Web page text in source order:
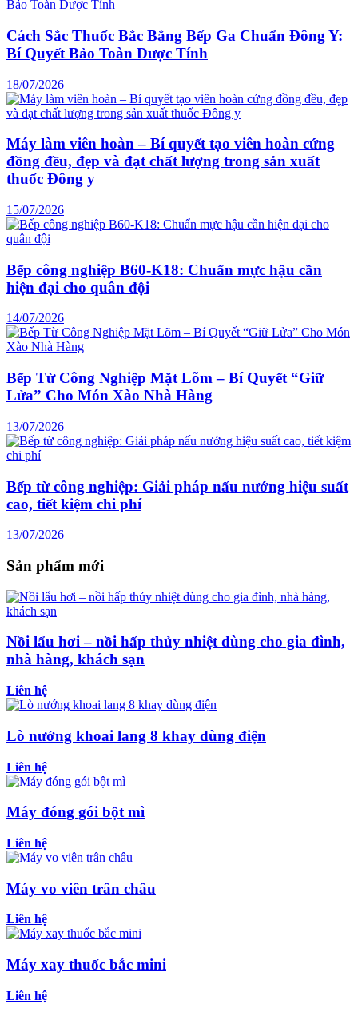
Cách Sắc Thuốc Bắc Bằng Bếp Ga Chuẩn Đông Y:
Bí Quyết Bảo Toàn Dược Tính
18/07/2026
Máy làm viên hoàn – Bí quyết tạo viên hoàn cứng
đồng đều, đẹp và đạt chất lượng trong sản xuất
thuốc Đông y
15/07/2026
Bếp công nghiệp B60-K18: Chuẩn mực hậu cần
hiện đại cho quân đội
14/07/2026
Bếp Từ Công Nghiệp Mặt Lõm – Bí Quyết “Giữ
Lửa” Cho Món Xào Nhà Hàng
13/07/2026
Bếp từ công nghiệp: Giải pháp nấu nướng hiệu suất
cao, tiết kiệm chi phí
13/07/2026
Sản phẩm mới
Nồi lẩu hơi – nồi hấp thủy nhiệt dùng cho gia đình,
nhà hàng, khách sạn
Liên hệ
Lò nướng khoai lang 8 khay dùng điện
Liên hệ
Máy đóng gói bột mì
Liên hệ
Máy vo viên trân châu
Liên hệ
Máy xay thuốc bắc mini
Liên hệ